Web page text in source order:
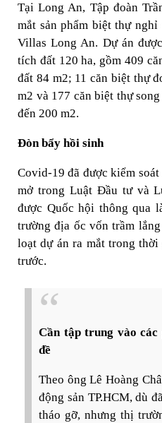
Tại Long An, Tập đoàn
mắt sản phẩm biệt thự
Villas Long An. Dự án
tích đất 120 ha, gồm 409
đất 84 m2; 11 căn biệt thự
m2 và 177 căn biệt thự
đến 200 m2.
Đòn bẩy hồi sinh
Covid-19 đã được kiểm
mở trong Luật Đầu tư và
được Quốc hội thông qua
trường địa ốc vốn trầm
loạt dự án ra mắt trong
trước.
Cần tập trung vào
đề
Theo ông Lê Hoàng
động sản TP.HCM, dù
tháo gỡ, nhưng thị